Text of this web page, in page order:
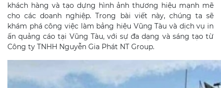
khách hàng và tạo dựng hình ảnh thương hiệu mạnh mẽ
cho các doanh nghiệp. Trong bài viết này, chúng ta sẽ
khám phá công việc làm bảng hiệu Vũng Tàu và dịch vụ in
ấn quảng cáo tại Vũng Tàu, với sự đa dạng và sáng tạo từ
Công ty TNHH Nguyễn Gia Phát NT Group.